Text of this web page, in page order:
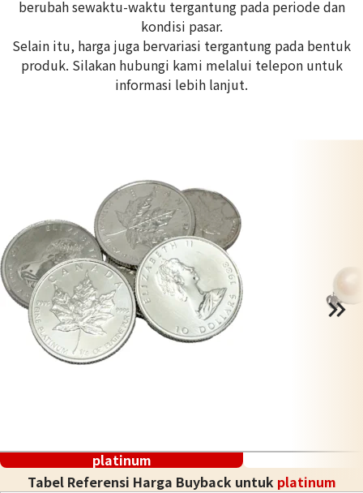
berubah sewaktu-waktu tergantung pada periode dan
kondisi pasar.
Selain itu, harga juga bervariasi tergantung pada bentuk
produk. Silakan hubungi kami melalui telepon untuk
informasi lebih lanjut.
platinum
Tabel Referensi Harga Buyback untuk platinum